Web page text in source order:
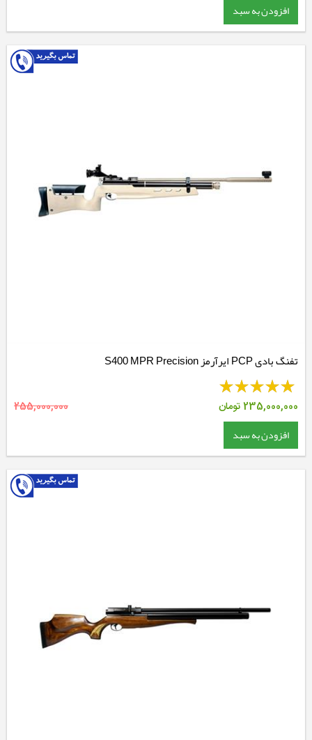
افزودن به سبد
تفنگ بادی PCP ایرآرمز S400 MPR Precision
235,000,000تومان 255,000,000
افزودن به سبد